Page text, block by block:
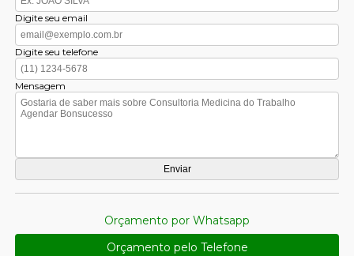
Digite seu email
Digite seu telefone
Mensagem
Orçamento por Whatsapp
Orçamento pelo Telefone